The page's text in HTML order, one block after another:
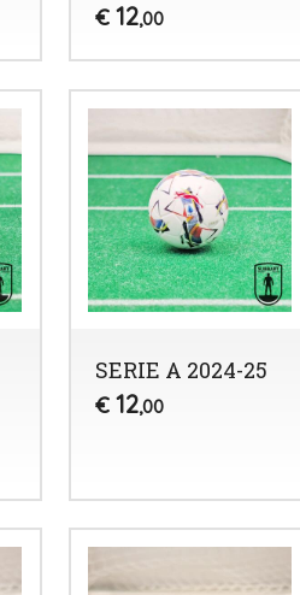
€ 12,00
SERIE A 2024-25
€ 12,00